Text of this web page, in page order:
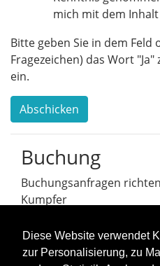
Diese Website verwendet
zur Personalisierung, zu
mich mit dem
Bitte geben Sie in dem
Fragezeichen) das Wort
ein.
Abschicken
Buchung
Buchungsanfragen
Kumpfer
+49 (0)176 200 46640